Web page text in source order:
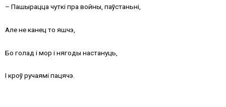
– Пашырацца чуткі пра войны, паўстаньні,
Але не канец то яшчэ,
Бо голад і мор і нягоды настануць,
І кроў ручаямі пацячэ.